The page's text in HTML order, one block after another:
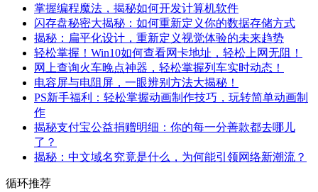
掌握编程魔法，揭秘如何开发计算机软件
闪存盘秘密大揭秘：如何重新定义你的数据存储方式
揭秘：扁平化设计，重新定义视觉体验的未来趋势
轻松掌握！Win10如何查看网卡地址，轻松上网无阻！
网上查询火车晚点神器，轻松掌握列车实时动态！
电容屏与电阻屏，一眼辨别方法大揭秘！
PS新手福利：轻松掌握动画制作技巧，玩转简单动画制
作
揭秘支付宝公益捐赠明细：你的每一分善款都去哪儿
了？
揭秘：中文域名究竟是什么，为何能引领网络新潮流？
循环推荐